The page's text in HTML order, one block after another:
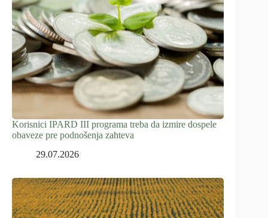
Korisnici IPARD III programa treba da izmire dospele
obaveze pre podnošenja zahteva
29.07.2026